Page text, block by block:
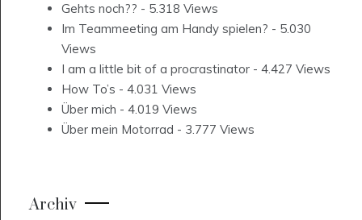
Gehts noch?? - 5.318 Views
Im Teammeeting am Handy spielen? - 5.030
Views
I am a little bit of a procrastinator - 4.427 Views
How To’s - 4.031 Views
Über mich - 4.019 Views
Über mein Motorrad - 3.777 Views
Archiv